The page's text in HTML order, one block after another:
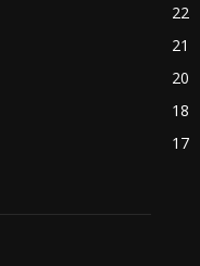
22
21
20
18
17